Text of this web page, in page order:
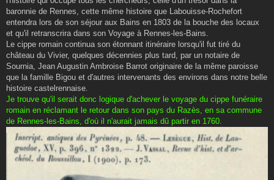
baronnie de Rennes, cette même histoire que Labouisse-Rochefort
entendra lors de son séjour aux Bains en 1803 de la bouche des locaux
et qu'il retranscrira dans son Voyage à Rennes-les-Bains.
Le cippe romain continua son étonnant itinéraire lorsqu'il fut tiré du
château du Vivier, quelques décennies plus tard, par un notaire de
Sournia, Jean Augustin Ambroise Barrot originaire de la même paroisse
que la famille Bigou et d'autres intervenants des environs dans notre belle
histoire castelrennaise.
Je trouve qu'il serait donc logique d'achever le voyage du cippe funéraire
romain en réclamant le retour dans son pays du Razès, en sa commune
de Rennes-les-Bains, d'où il n'aurait jamais dû partir en 1760.